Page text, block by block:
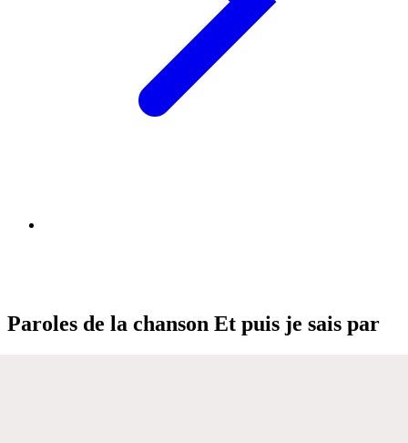
Paroles de la chanson Et puis je sais par